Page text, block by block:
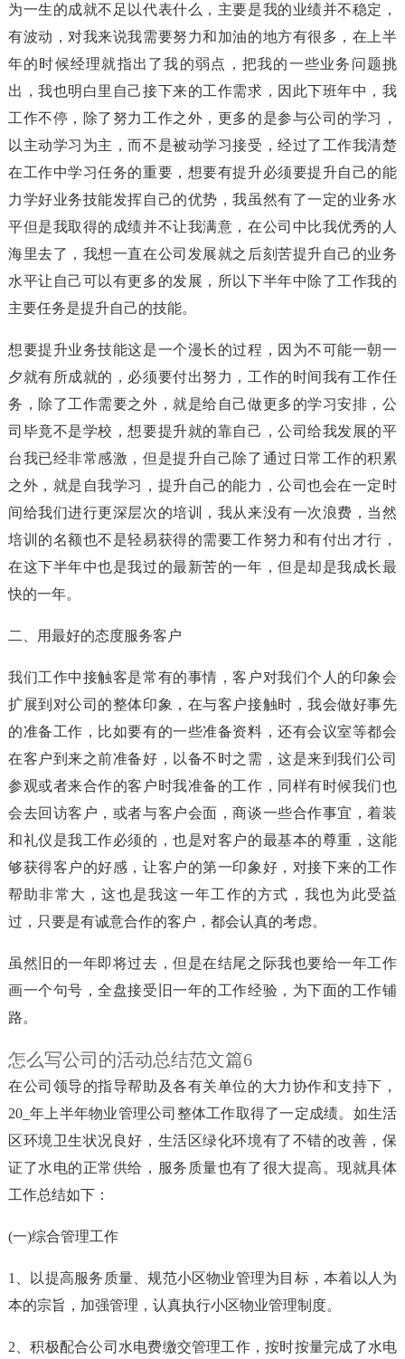
为一生的成就不足以代表什么，主要是我的业绩并不稳定，
有波动，对我来说我需要努力和加油的地方有很多，在上半
年的时候经理就指出了我的弱点，把我的一些业务问题挑
出，我也明白里自己接下来的工作需求，因此下班年中，我
工作不停，除了努力工作之外，更多的是参与公司的学习，
以主动学习为主，而不是被动学习接受，经过了工作我清楚
在工作中学习任务的重要，想要有提升必须要提升自己的能
力学好业务技能发挥自己的优势，我虽然有了一定的业务水
平但是我取得的成绩并不让我满意，在公司中比我优秀的人
海里去了，我想一直在公司发展就之后刻苦提升自己的业务
水平让自己可以有更多的发展，所以下半年中除了工作我的
主要任务是提升自己的技能。
想要提升业务技能这是一个漫长的过程，因为不可能一朝一
夕就有所成就的，必须要付出努力，工作的时间我有工作任
务，除了工作需要之外，就是给自己做更多的学习安排，公
司毕竟不是学校，想要提升就的靠自己，公司给我发展的平
台我已经非常感激，但是提升自己除了通过日常工作的积累
之外，就是自我学习，提升自己的能力，公司也会在一定时
间给我们进行更深层次的培训，我从来没有一次浪费，当然
培训的名额也不是轻易获得的需要工作努力和有付出才行，
在这下半年中也是我过的最新苦的一年，但是却是我成长最
快的一年。
二、用最好的态度服务客户
我们工作中接触客是常有的事情，客户对我们个人的印象会
扩展到对公司的整体印象，在与客户接触时，我会做好事先
的准备工作，比如要有的一些准备资料，还有会议室等都会
在客户到来之前准备好，以备不时之需，这是来到我们公司
参观或者来合作的客户时我准备的工作，同样有时候我们也
会去回访客户，或者与客户会面，商谈一些合作事宜，着装
和礼仪是我工作必须的，也是对客户的最基本的尊重，这能
够获得客户的好感，让客户的第一印象好，对接下来的工作
帮助非常大，这也是我这一年工作的方式，我也为此受益
过，只要是有诚意合作的客户，都会认真的考虑。
虽然旧的一年即将过去，但是在结尾之际我也要给一年工作
画一个句号，全盘接受旧一年的工作经验，为下面的工作铺
路。
怎么写公司的活动总结范文篇6
在公司领导的指导帮助及各有关单位的大力协作和支持下，
20_年上半年物业管理公司整体工作取得了一定成绩。如生活
区环境卫生状况良好，生活区绿化环境有了不错的改善，保
证了水电的正常供给，服务质量也有了很大提高。现就具体
工作总结如下：
(一)综合管理工作
1、以提高服务质量、规范小区物业管理为目标，本着以人为
本的宗旨，加强管理，认真执行小区物业管理制度。
2、积极配合公司水电费缴交管理工作，按时按量完成了水电